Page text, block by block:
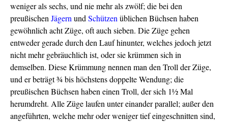
weniger als sechs, und nie mehr als zwölf; die bei den
preußischen Jägern und Schützen üblichen Büchsen haben
gewöhnlich acht Züge, oft auch sieben. Die Züge gehen
entweder gerade durch den Lauf hinunter, welches jedoch jetzt
nicht mehr gebräuchlich ist, oder sie krümmen sich in
demselben. Diese Krümmung nennen man den Troll der Züge,
und er beträgt ¾ bis höchstens doppelte Wendung; die
preußischen Büchsen haben einen Troll, der sich 1½ Mal
herumdreht. Alle Züge laufen unter einander parallel; außer den
angeführten, welche mehr oder weniger tief eingeschnitten sind,